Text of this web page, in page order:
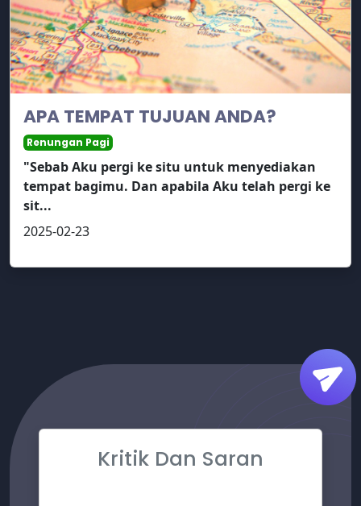
APA TEMPAT TUJUAN ANDA?
Renungan Pagi
"Sebab Aku pergi ke situ untuk menyediakan
tempat bagimu. Dan apabila Aku telah pergi ke
sit...
2025-02-23
Kritik Dan Saran